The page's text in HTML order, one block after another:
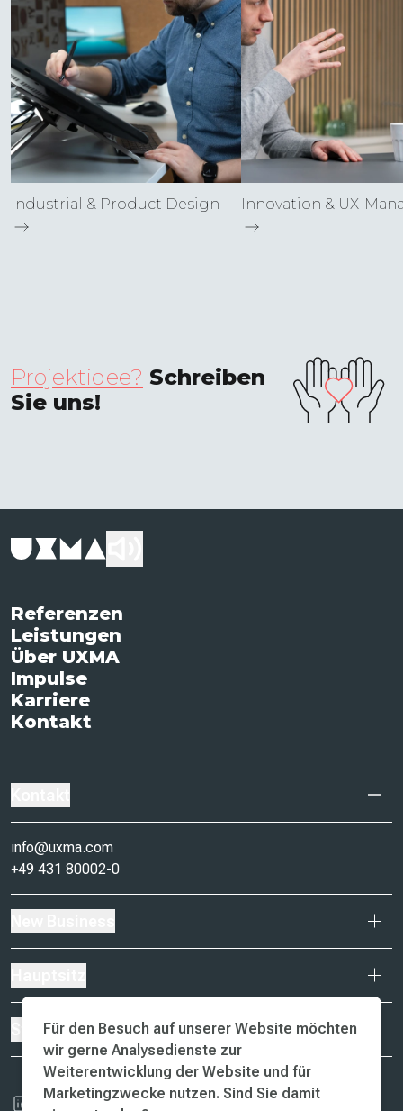
Industrial & Product Design Innovation & UX-
Projektidee? Schreiben
Sie uns!
Referenzen
Leistungen
Über UXMA
Impulse
Karriere
Kontakt
info@uxma.com
+49 431 80002-0
Standorte
Für den Besuch auf unserer Website möchten
wir gerne Analysedienste zur
Weiterentwicklung der Website und für
Marketingzwecke nutzen. Sind Sie damit